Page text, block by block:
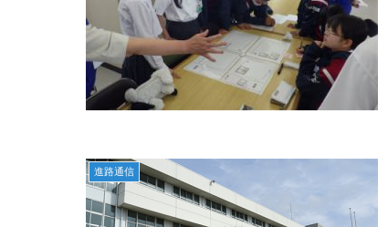
進路通信